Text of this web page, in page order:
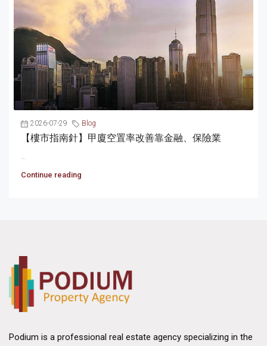
2026-07-29 Blog
【樓市指南針】甲廈空置率改善靠金融、保險業
...
Continue reading
Podium is a professional real estate agency specializing in the